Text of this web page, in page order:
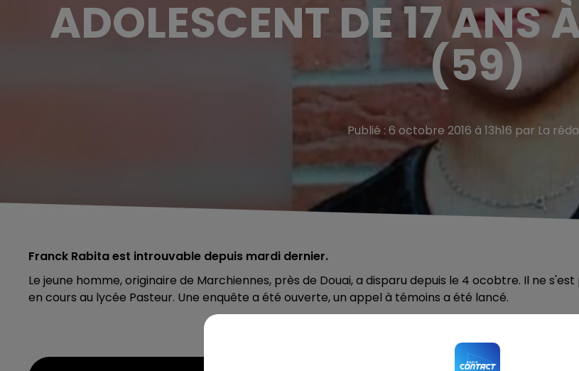
ADOLESCENT DE 17 ANS
(59)
Publié : 6 octobre 2016 à 13h16 par La
Franck Rabita est introuvable depuis mardi dernier.
Le jeune homme, originaire de Marchiennes, près de Douai, a disparu depuis le 4 ocobtre. Il ne s'est
en cours au lycée Pasteur. Une enquête a été ouverte, un appel à témoins a été lancé.